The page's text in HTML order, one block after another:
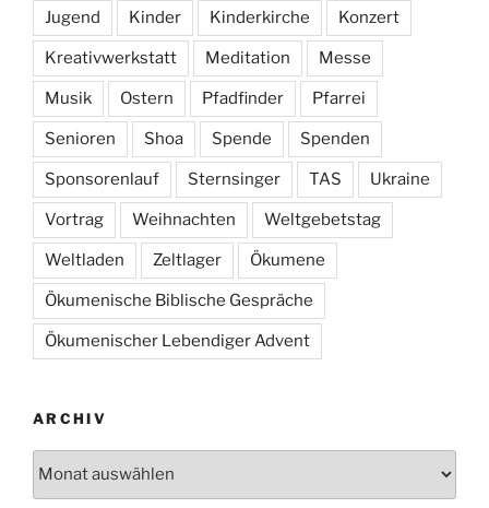
Jugend Kinder Kinderkirche Konzert
Kreativwerkstatt Meditation Messe
Musik Ostern Pfadfinder Pfarrei
Senioren Shoa Spende Spenden
Sponsorenlauf Sternsinger TAS Ukraine
Vortrag Weihnachten Weltgebetstag
Weltladen Zeltlager Ökumene
Ökumenische Biblische Gespräche
Ökumenischer Lebendiger Advent
ARCHIV